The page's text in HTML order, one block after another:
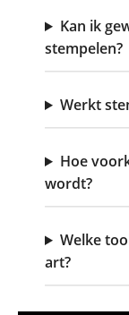
Kan ik
stempelen?
Werkt
Hoe
wordt?
Welke
art?